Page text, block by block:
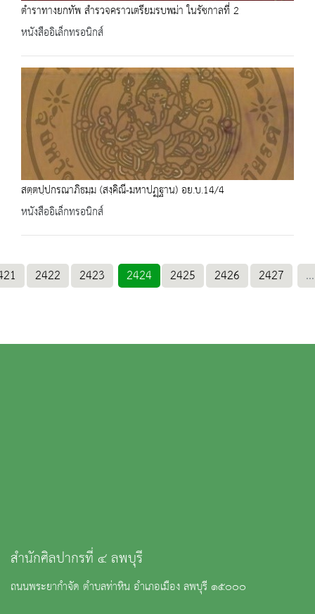
ตำราทางยกทัพ สำรวจคราวเตรียมรบพม่า ในรัชกาลที่ 2
หนังสืออิเล็กทรอนิกส์
สตฺตปฺปกรณาภิธมฺม (สงฺคิณี-มหาปฏฺฐาน) อย.บ.14/4
หนังสืออิเล็กทรอนิกส์
2422 2423 2424 2425 2426 2427 ...
สำนักศิลปากรที่ ๔ ลพบุรี
ถนนพระยากำจัด ตำบลท่าหิน อำเภอเมือง ลพบุรี ๑๕๐๐๐